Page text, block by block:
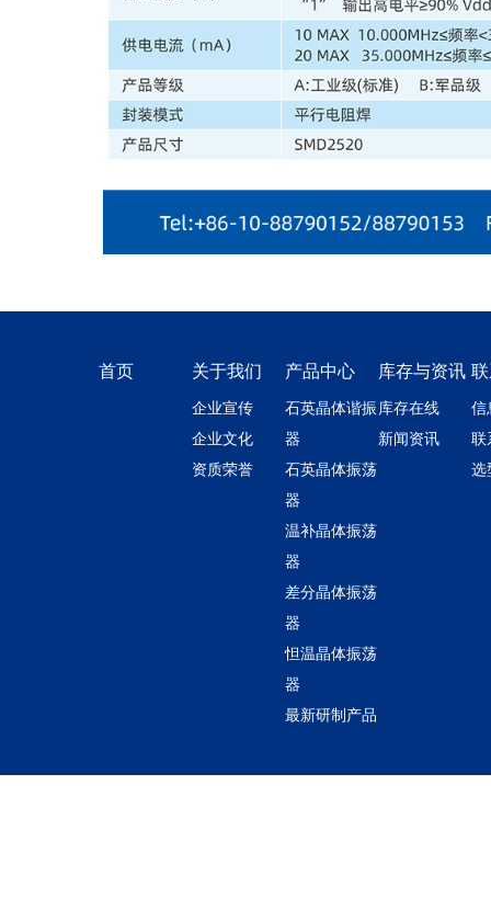
首页 关于我们
企业宣传
企业文化
资质荣誉
产品中心
石英晶体谐振
器
石英晶体振荡
器
温补晶体振荡
器
差分晶体振荡
器
怛温晶体振荡
器
最新研制产品
库存与资讯
库存在线
新闻资讯
信
联
选